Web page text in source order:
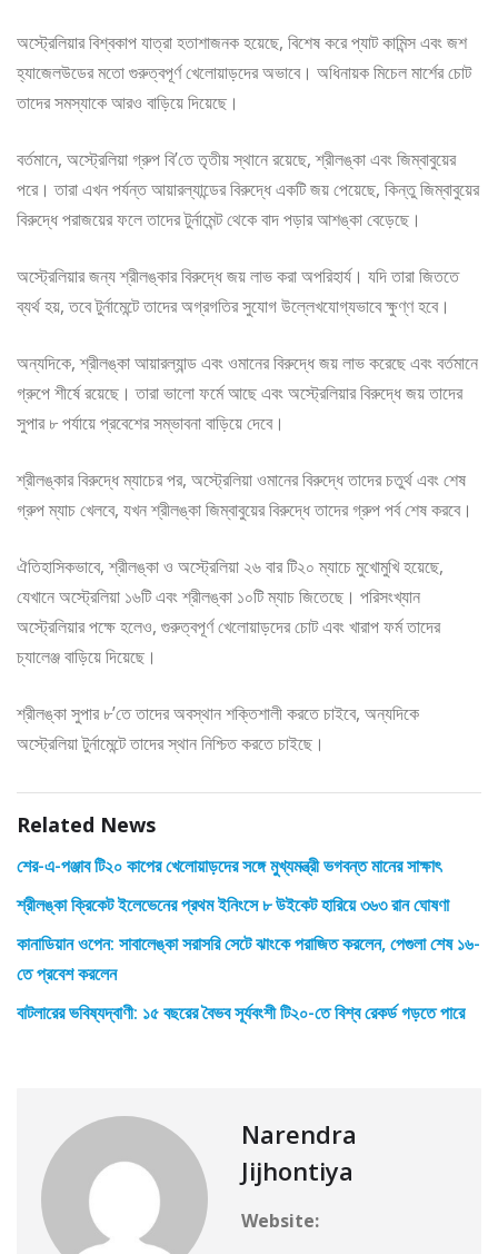
অস্ট্রেলিয়ার বিশ্বকাপ যাত্রা হতাশাজনক হয়েছে, বিশেষ করে প্যাট কামিন্স এবং জশ
হ্যাজেলউডের মতো গুরুত্বপূর্ণ খেলোয়াড়দের অভাবে। অধিনায়ক মিচেল মার্শের চোট
তাদের সমস্যাকে আরও বাড়িয়ে দিয়েছে।
বর্তমানে, অস্ট্রেলিয়া গ্রুপ বি’তে তৃতীয় স্থানে রয়েছে, শ্রীলঙ্কা এবং জিম্বাবুয়ের
পরে। তারা এখন পর্যন্ত আয়ারল্যান্ডের বিরুদ্ধে একটি জয় পেয়েছে, কিন্তু জিম্বাবুয়ের
বিরুদ্ধে পরাজয়ের ফলে তাদের টুর্নামেন্ট থেকে বাদ পড়ার আশঙ্কা বেড়েছে।
অস্ট্রেলিয়ার জন্য শ্রীলঙ্কার বিরুদ্ধে জয় লাভ করা অপরিহার্য। যদি তারা জিততে
ব্যর্থ হয়, তবে টুর্নামেন্টে তাদের অগ্রগতির সুযোগ উল্লেখযোগ্যভাবে ক্ষুণ্ণ হবে।
অন্যদিকে, শ্রীলঙ্কা আয়ারল্যান্ড এবং ওমানের বিরুদ্ধে জয় লাভ করেছে এবং বর্তমানে
গ্রুপে শীর্ষে রয়েছে। তারা ভালো ফর্মে আছে এবং অস্ট্রেলিয়ার বিরুদ্ধে জয় তাদের
সুপার ৮ পর্যায়ে প্রবেশের সম্ভাবনা বাড়িয়ে দেবে।
শ্রীলঙ্কার বিরুদ্ধে ম্যাচের পর, অস্ট্রেলিয়া ওমানের বিরুদ্ধে তাদের চতুর্থ এবং শেষ
গ্রুপ ম্যাচ খেলবে, যখন শ্রীলঙ্কা জিম্বাবুয়ের বিরুদ্ধে তাদের গ্রুপ পর্ব শেষ করবে।
ঐতিহাসিকভাবে, শ্রীলঙ্কা ও অস্ট্রেলিয়া ২৬ বার টি২০ ম্যাচে মুখোমুখি হয়েছে,
যেখানে অস্ট্রেলিয়া ১৬টি এবং শ্রীলঙ্কা ১০টি ম্যাচ জিতেছে। পরিসংখ্যান
অস্ট্রেলিয়ার পক্ষে হলেও, গুরুত্বপূর্ণ খেলোয়াড়দের চোট এবং খারাপ ফর্ম তাদের
চ্যালেঞ্জ বাড়িয়ে দিয়েছে।
শ্রীলঙ্কা সুপার ৮’তে তাদের অবস্থান শক্তিশালী করতে চাইবে, অন্যদিকে
অস্ট্রেলিয়া টুর্নামেন্টে তাদের স্থান নিশ্চিত করতে চাইছে।
Related News
শের-এ-পঞ্জাব টি২০ কাপের খেলোয়াড়দের সঙ্গে মুখ্যমন্ত্রী ভগবন্ত মানের সাক্ষাৎ
শ্রীলঙ্কা ক্রিকেট ইলেভেনের প্রথম ইনিংসে ৮ উইকেট হারিয়ে ৩৬৩ রান ঘোষণা
কানাডিয়ান ওপেন: সাবালেঙ্কা সরাসরি সেটে ঝাংকে পরাজিত করলেন, পেগুলা শেষ ১৬-
তে প্রবেশ করলেন
বাটলারের ভবিষ্যদ্বাণী: ১৫ বছরের বৈভব সূর্যবংশী টি২০-তে বিশ্ব রেকর্ড গড়তে পারে
Narendra
Jijhontiya
Website: